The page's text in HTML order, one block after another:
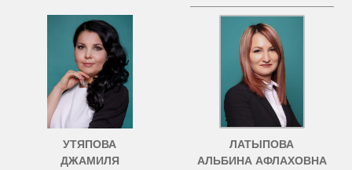
УТЯПОВА
ДЖАМИЛЯ
ЛАТЫПОВА
АЛЬБИНА АФЛАХОВНА